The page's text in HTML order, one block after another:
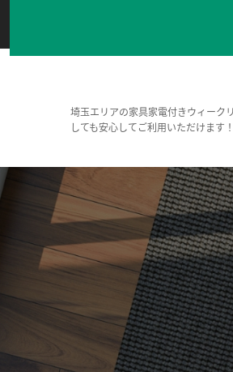
埼玉エリアの家具家電付きウィーク
しても安心してご利用いただけます